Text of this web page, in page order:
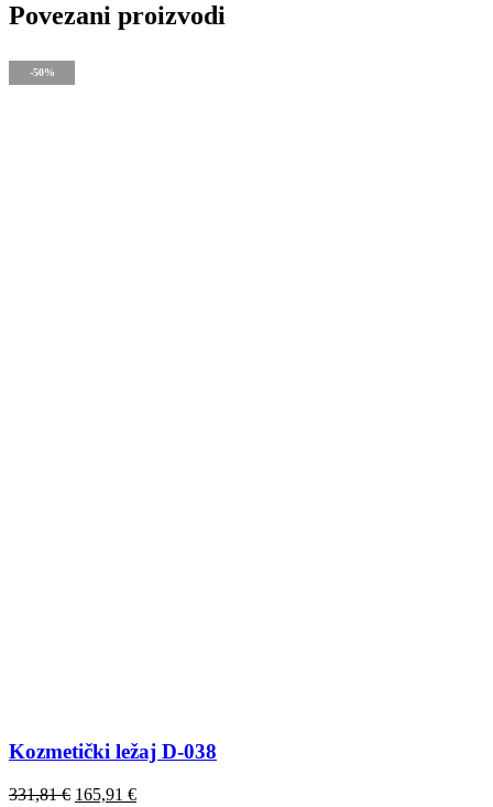
Povezani proizvodi
-50%
Kozmetički ležaj D-038
331,81€ 165,91 €